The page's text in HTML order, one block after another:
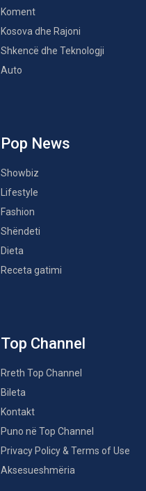
Koment
Kosova dhe Rajoni
Shkencë dhe Teknologji
Auto
Pop News
Showbiz
Lifestyle
Fashion
Shëndeti
Dieta
Receta gatimi
Top Channel
Rreth Top Channel
Bileta
Kontakt
Puno në Top Channel
Privacy Policy & Terms of Use
Aksesueshmëria